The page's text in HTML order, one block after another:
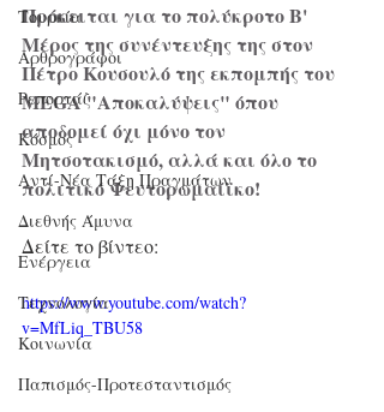
Τουρκία
Αρθρογράφοι
Ρεπορτάζ
Κόσμος
Αντί-Νέα Τάξη Πραγμάτων
Διεθνής Άμυνα
Ενέργεια
Τεχνολογία
Κοινωνία
Παπισμός-Προτεσταντισμός
Πρόκειται για το πολύκροτο Β'
Μέρος της συνέντευξης της στον
Πέτρο Κουσουλό της εκπομπής του
MEGA "Αποκαλύψεις" όπου
αποδομεί όχι μόνο τον
Μητσοτακισμό, αλλά και όλο το
πολιτικό Ψευτορωμαίϊκο!
Δείτε το βίντεο:
https://www.youtube.com/watch?
v=MfLiq_TBU58